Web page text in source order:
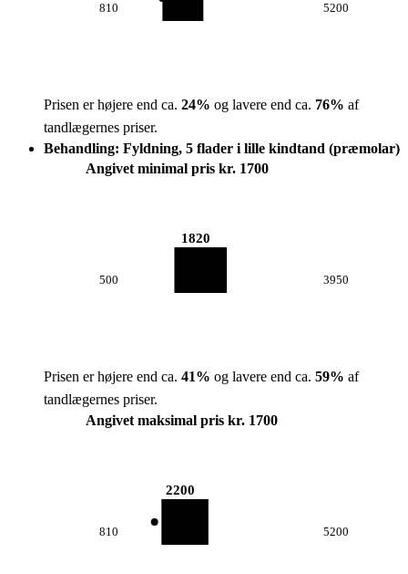
810 5200
Prisen er højere end ca. 24% og lavere end ca. 76% af
tandlægernes priser.
Behandling: Fyldning, 5 flader i lille kindtand (præmolar)
Angivet minimal pris kr. 1700
500
1820
3950
Prisen er højere end ca. 41% og lavere end ca. 59% af
tandlægernes priser.
Angivet maksimal pris kr. 1700
810
2200
5200